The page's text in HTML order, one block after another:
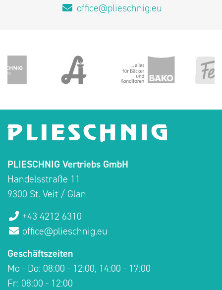
office@plieschnig.eu
PLIESCHNIG Vertriebs GmbH
Handelsstraße 11
9300 St. Veit / Glan
+43 4212 6310
office@plieschnig.eu
Geschäftszeiten
Mo - Do: 08:00 - 12:00, 14:00 - 17:00
Fr: 08:00 - 12:00